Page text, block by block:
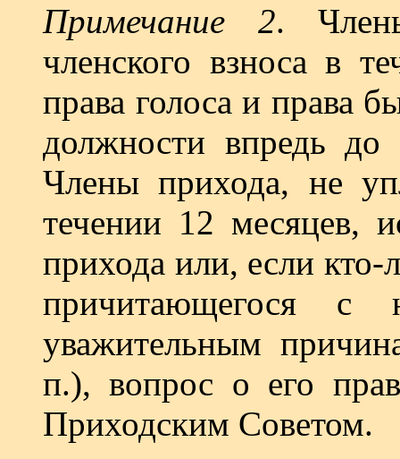
Примечание 2.
членского взноса в
права голоса и пра­ва
должности впредь до
Члены прихода, не
течении 12 месяцев,
прихода или, если кто-
причитающегося с
уважительным
п.), вопрос о его
Приходским Советом.